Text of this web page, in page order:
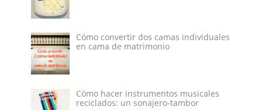
Cómo convertir dos camas individuales
en cama de matrimonio
Cómo hacer instrumentos musicales
reciclados: un sonajero-tambor